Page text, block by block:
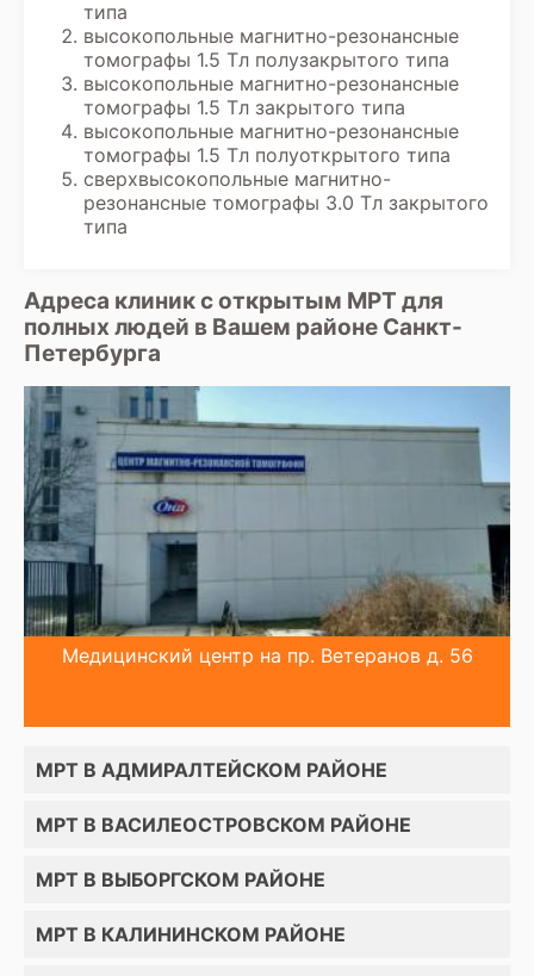
диагноста.
типа
высокопольные магнитно-резонансные
томографы 1.5 Тл полузакрытого типа
высокопольные магнитно-резонансные
томографы 1.5 Тл закрытого типа
высокопольные магнитно-резонансные
томографы 1.5 Тл полуоткрытого типа
сверхвысокопольные магнитно-
резонансные томографы 3.0 Тл закрытого
типа
Адреса клиник с открытым МРТ для
полных людей в Вашем районе Санкт-
Петербурга
Медицинский центр на пр. Ветеранов д. 56
МРТ В АДМИРАЛТЕЙСКОМ РАЙОНЕ
МРТ В ВАСИЛЕОСТРОВСКОМ РАЙОНЕ
МРТ В ВЫБОРГСКОМ РАЙОНЕ
МРТ В КАЛИНИНСКОМ РАЙОНЕ